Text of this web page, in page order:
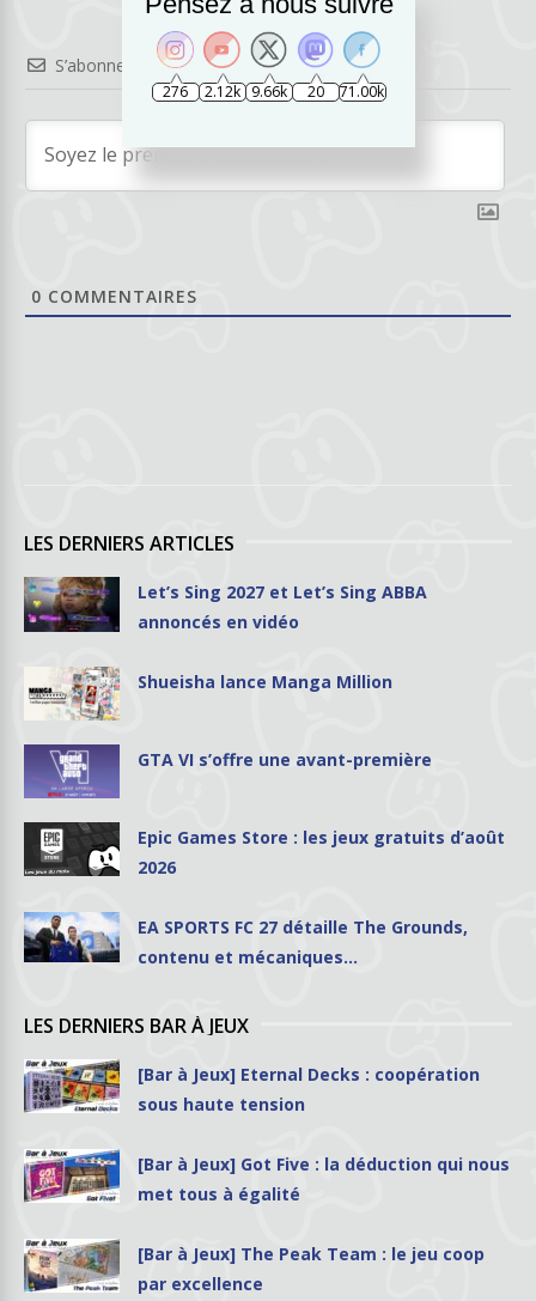
S’abonner
0 COMMENTAIRES
LES DERNIERS ARTICLES
Let’s Sing 2027 et Let’s Sing ABBA
annoncés en vidéo
Shueisha lance Manga Million
GTA VI s’offre une avant-première
Epic Games Store : les jeux gratuits d’août
2026
EA SPORTS FC 27 détaille The Grounds,
contenu et mécaniques…
LES DERNIERS BAR À JEUX
[Bar à Jeux] Eternal Decks : coopération
sous haute tension
[Bar à Jeux] Got Five : la déduction qui nous
met tous à égalité
[Bar à Jeux] The Peak Team : le jeu coop
par excellence
276 2.12k 9.66k 20 71.00k